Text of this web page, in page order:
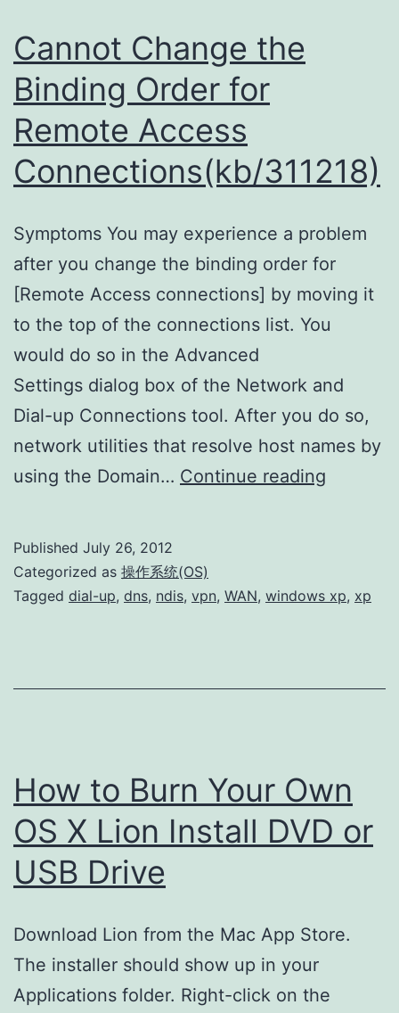
量，
For
all
GUI
and
Cannot Change the
Binding Order for
Remote Access
Connections(kb/311218)
Symptoms You may experience a problem
after you change the binding order for
[Remote Access connections] by moving it
to the top of the connections list. You
would do so in the Advanced
Settings dialog box of the Network and
Dial-up Connections tool. After you do so,
network utilities that resolve host names by
using the Domain… Continue reading
Order
Access
Published July 26, 2012
Categorized as 操作系统(OS)
Tagged dial-up, dns, ndis, vpn, WAN, windows xp, xp
How to Burn Your Own
OS X Lion Install DVD or
USB Drive
Download Lion from the Mac App Store.
The installer should show up in your
Applications folder. Right-click on the